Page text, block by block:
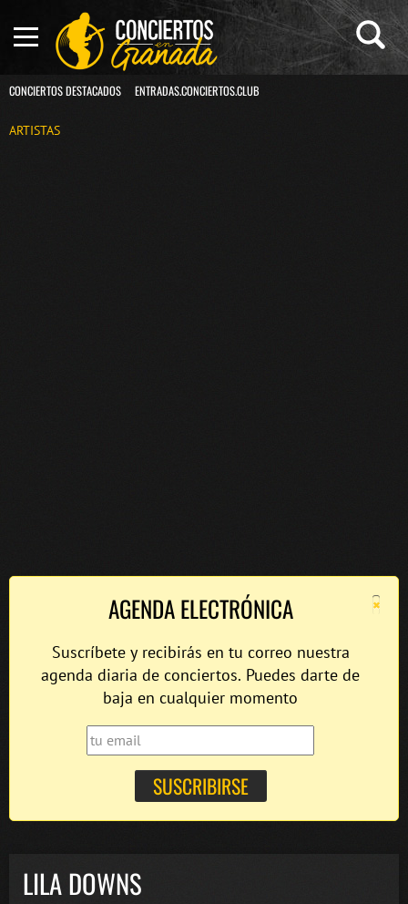
CONCIERTOS DESTACADOS ENTRADAS.CONCIERTOS.CLUB
ARTISTAS
×
AGENDA ELECTRÓNICA
Suscríbete y recibirás en tu correo nuestra
agenda diaria de conciertos. Puedes darte de
baja en cualquier momento
LILA DOWNS